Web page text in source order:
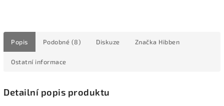
Popis Podobné (8) Diskuze Značka Hibben
Ostatní informace
Detailní popis produktu